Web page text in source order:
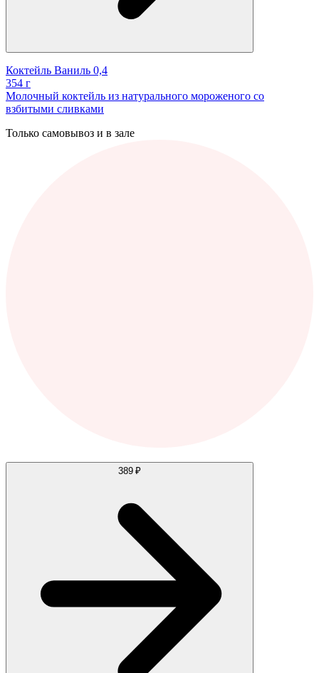
Коктейль Ваниль 0,4
354 г
Молочный коктейль из натурального мороженого со
взбитыми сливками
Только самовывоз и в зале
389 ₽